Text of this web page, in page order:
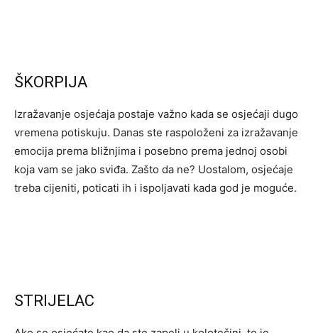
ŠKORPIJA
Izražavanje osjećaja postaje važno kada se osjećaji dugo
vremena potiskuju. Danas ste raspoloženi za izražavanje
emocija prema bližnjima i posebno prema jednoj osobi
koja vam se jako sviđa. Zašto da ne? Uostalom, osjećaje
treba cijeniti, poticati ih i ispoljavati kada god je moguće.
STRIJELAC